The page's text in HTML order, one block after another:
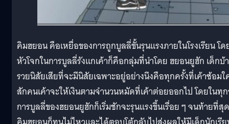
คิมฮยอน คือเหยื่อของการถูกบูลลี่ขั้นรุนแรงภายในโรงเรียน โด
หัวโจกในการบูลลี่รังแกเค้าก็คือกลุ่มที่นำโดย ฮยอนยูฮัก เด็กบ้
รวยนิสัยเสียที่จะมีนิสัยเฉพาะอยู่อย่างนึงคือทุกครั้งที่เค้าซ้อมใ
สักคนเค้าจะให้เงินตามจำนวนหมัดที่เค้าต่อยออกไป โดยในทุ
การบูลลี่ของฮยอนยูฮักก็เริ่มชักจะรุนแรงขึ้นเรื่อย ๆ จนท้ายที่สุด